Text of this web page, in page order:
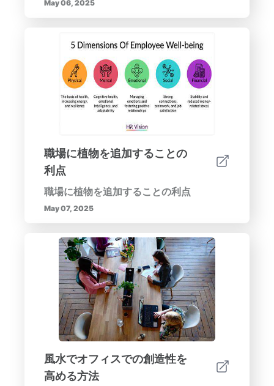
May 06, 2025
職場に植物を追加することの
利点
職場に植物を追加することの利点
May 07, 2025
風水でオフィスでの創造性を
高める方法